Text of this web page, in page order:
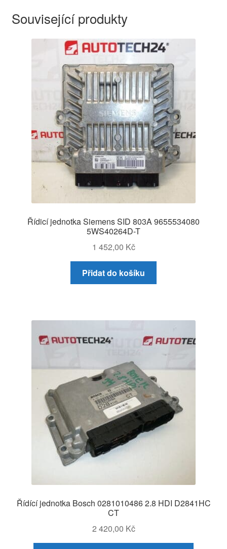
Související produkty
Řídicí jednotka Siemens SID 803A 9655534080
5WS40264D-T
1 452,00 Kč
Přidat do košíku
Řídící jednotka Bosch 0281010486 2.8 HDI D2841HC
CT
2 420,00 Kč